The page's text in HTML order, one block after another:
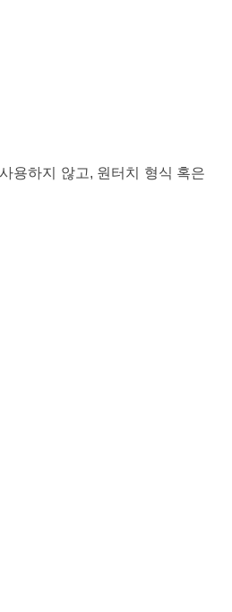
용하지 않고, 원터치 형식 혹은